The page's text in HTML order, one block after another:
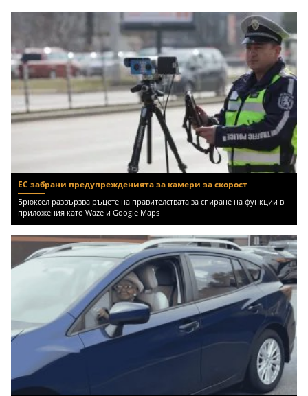
ЕС забрани предупрежденията за камери за скорост
Брюксел развързва ръцете на правителствата за спиране на функции в
приложения като Waze и Google Maps